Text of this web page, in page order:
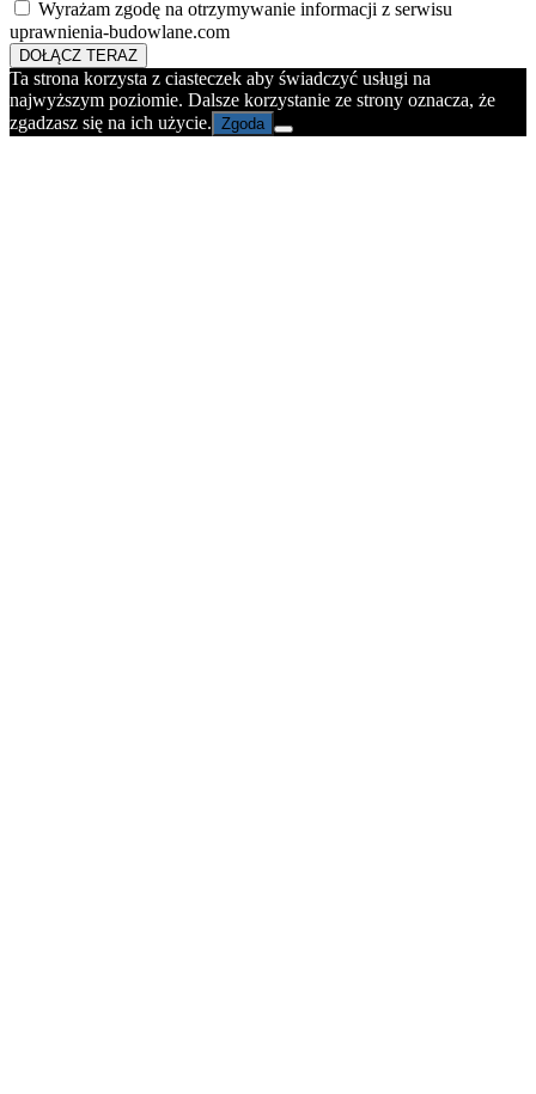
Wyrażam zgodę na otrzymywanie informacji z serwisu
uprawnienia-budowlane.com
DOŁĄCZ TERAZ
Ta strona korzysta z ciasteczek aby świadczyć usługi na
najwyższym poziomie. Dalsze korzystanie ze strony oznacza, że
zgadzasz się na ich użycie. Zgoda